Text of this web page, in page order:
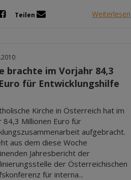
Teilen Weiterlesen
brachte im Vorjahr 84,3
für Entwicklungshilfe
Kirche in Österreich hat im
84,3 Millionen Euro für
aufgebracht.
aus dem diese Woche
Jahresbericht der
der Österreichischen
für interna...